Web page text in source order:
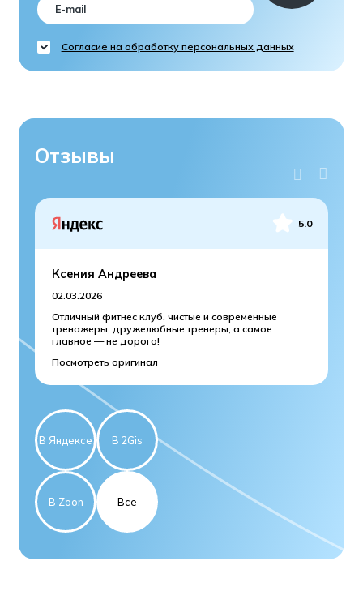
Согласие на обработку персональных данных
Отзывы
5.0
Ксения Андреева
02.03.2026
Отличный фитнес клуб, чистые и современные
тренажеры, дружелюбные тренеры, а самое
главное — не дорого!
Посмотреть оригинал
В Яндексе В 2Gis
В Zoon Все